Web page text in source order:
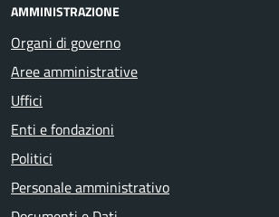
AMMINISTRAZIONE
Organi di governo
Aree amministrative
Uffici
Enti e fondazioni
Politici
Personale amministrativo